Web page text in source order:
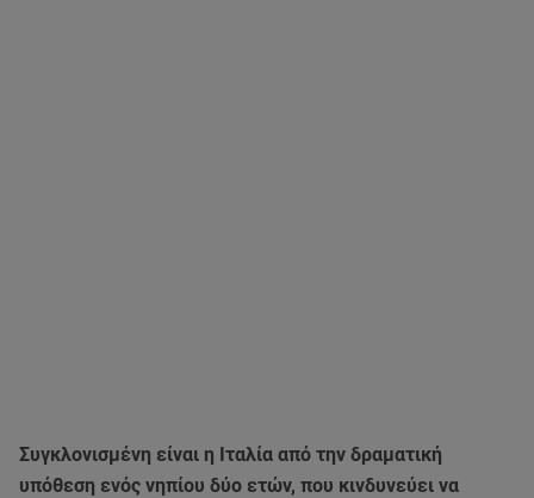
Συγκλονισμένη είναι η Ιταλία από την δραματική
υπόθεση ενός νηπίου δύο ετών, που κινδυνεύει να